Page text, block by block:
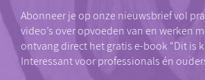
Abonneer je op onze nieuwsbrief vol
video’s over opvoeden van en werken
ontvang direct het gratis e-book “Dit is
Interessant voor professionals én